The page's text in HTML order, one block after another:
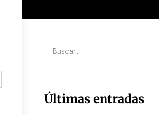
Últimas entradas